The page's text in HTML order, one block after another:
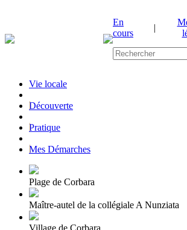
En
cours
|
Vie locale
|Découverte
|Pratique
|Mes Démarches
Plage de Corbara
Maître-autel de la collégiale A Nunziata
Village de Corbara